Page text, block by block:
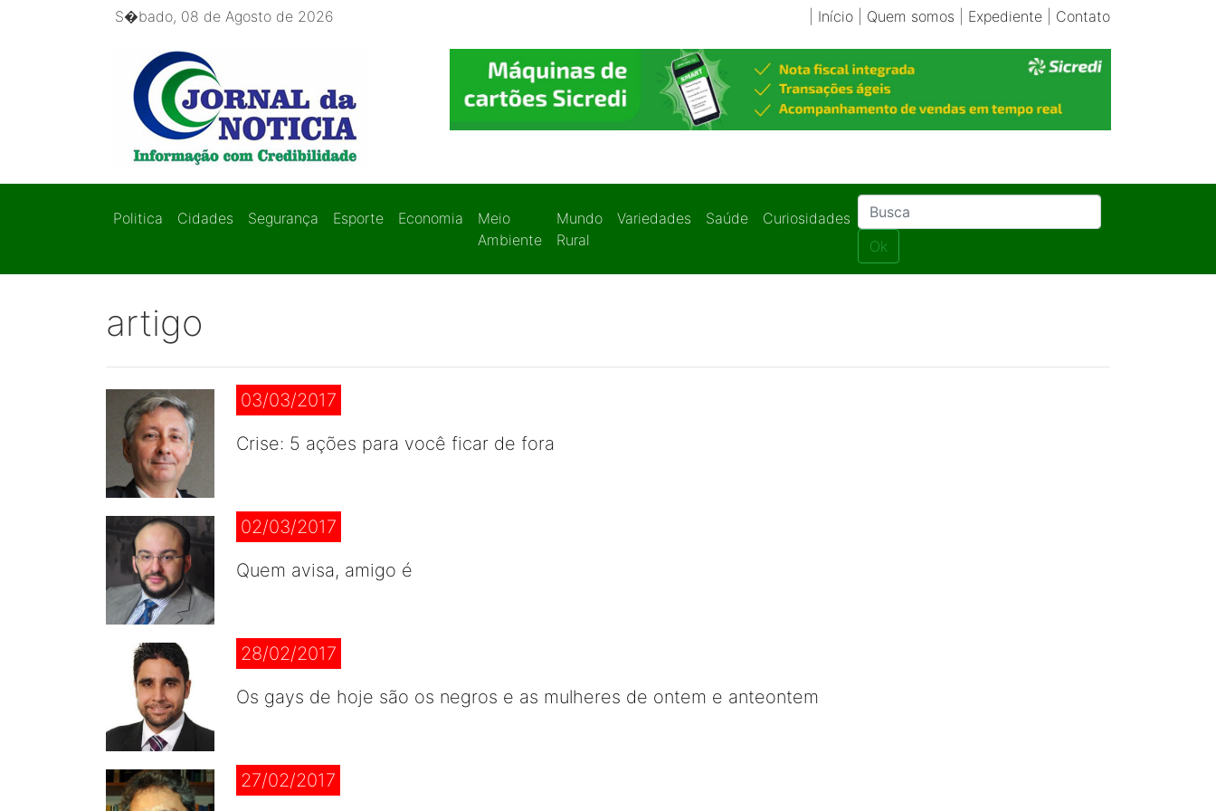
S�bado, 08 de Agosto de 2026 Início| Quem somos Expediente| Contato
Politica Cidades Segurança Esporte Economia
Meio
Ambiente
Mundo
Rural
Variedades Saúde
Curiosidades
Ok
artigo
03/03/2017
Crise: 5 ações para você ficar de fora
02/03/2017
Quem avisa, amigo é
28/02/2017
Os gays de hoje são os negros e as mulheres de ontem e anteontem
27/02/2017